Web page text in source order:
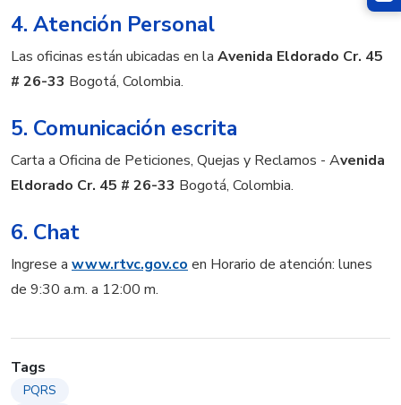
4. Atención Personal
Las oficinas están ubicadas en la Avenida Eldorado Cr. 45
# 26-33 Bogotá, Colombia.
5. Comunicación escrita
Carta a Oficina de Peticiones, Quejas y Reclamos - Avenida
Eldorado Cr. 45 # 26-33 Bogotá, Colombia.
6. Chat
Ingrese a www.rtvc.gov.co en Horario de atención: lunes
de 9:30 a.m. a 12:00 m.
Tags
PQRS